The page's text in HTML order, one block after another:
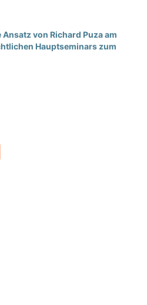
von Richard Puza am
Hauptseminars zum